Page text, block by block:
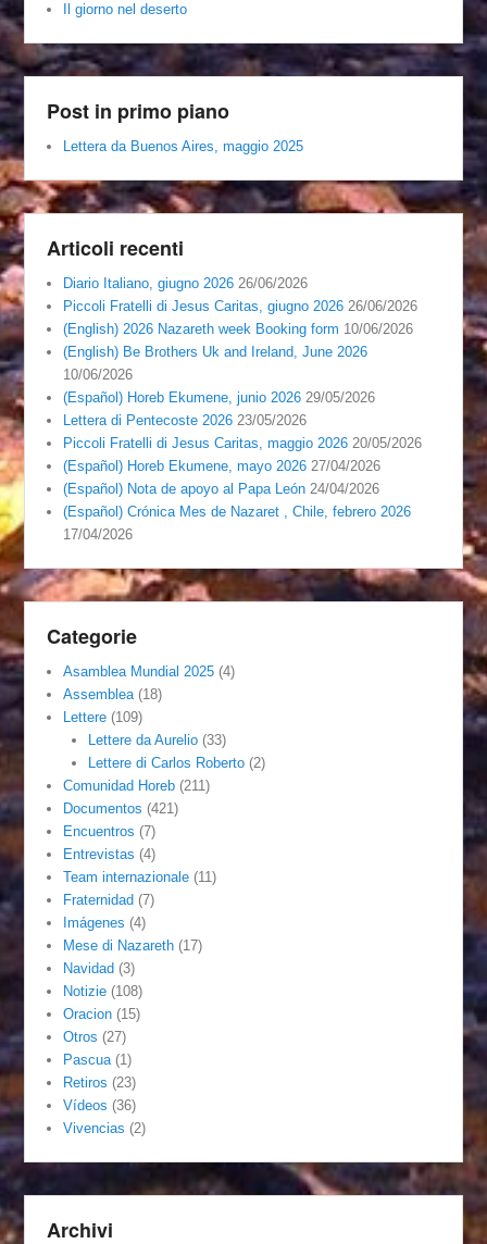
Il giorno nel deserto
Post in primo piano
Lettera da Buenos Aires, maggio 2025
Articoli recenti
Diario Italiano, giugno 2026 26/06/2026
Piccoli Fratelli di Jesus Caritas, giugno 2026 26/06/2026
(English) 2026 Nazareth week Booking form 10/06/2026
(English) Be Brothers Uk and Ireland, June 2026
10/06/2026
(Español) Horeb Ekumene, junio 2026 29/05/2026
Lettera di Pentecoste 2026 23/05/2026
Piccoli Fratelli di Jesus Caritas, maggio 2026 20/05/2026
(Español) Horeb Ekumene, mayo 2026 27/04/2026
(Español) Nota de apoyo al Papa León 24/04/2026
(Español) Crónica Mes de Nazaret , Chile, febrero 2026
17/04/2026
Categorie
Asamblea Mundial 2025 (4)
Assemblea (18)
Lettere (109)
Lettere da Aurelio(33)
Lettere di Carlos Roberto(2)
Comunidad Horeb (211)
Documentos (421)
Encuentros (7)
Entrevistas (4)
Team internazionale (11)
Fraternidad (7)
Imágenes (4)
Mese di Nazareth (17)
Navidad (3)
Notizie (108)
Oracion (15)
Otros (27)
Pascua (1)
Retiros (23)
Vídeos (36)
Vivencias (2)
Archivi